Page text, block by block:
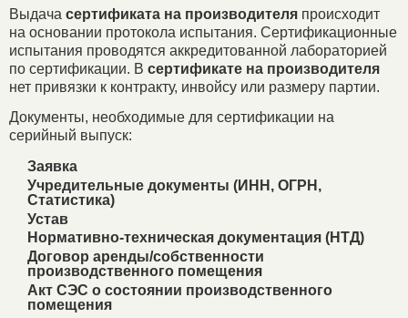
Выдача сертификата на производителя происходит
на основании протокола испытания. Сертификационные
испытания проводятся аккредитованной лабораторией
по сертификации. В сертификате на производителя
нет привязки к контракту, инвойсу или размеру партии.
Документы, необходимые для сертификации на
серийный выпуск:
Заявка
Учредительные документы (ИНН, ОГРН,
Статистика)
Устав
Нормативно-техническая документация (НТД)
Договор аренды/собственности
производственного помещения
Акт СЭС о состоянии производственного
помещения